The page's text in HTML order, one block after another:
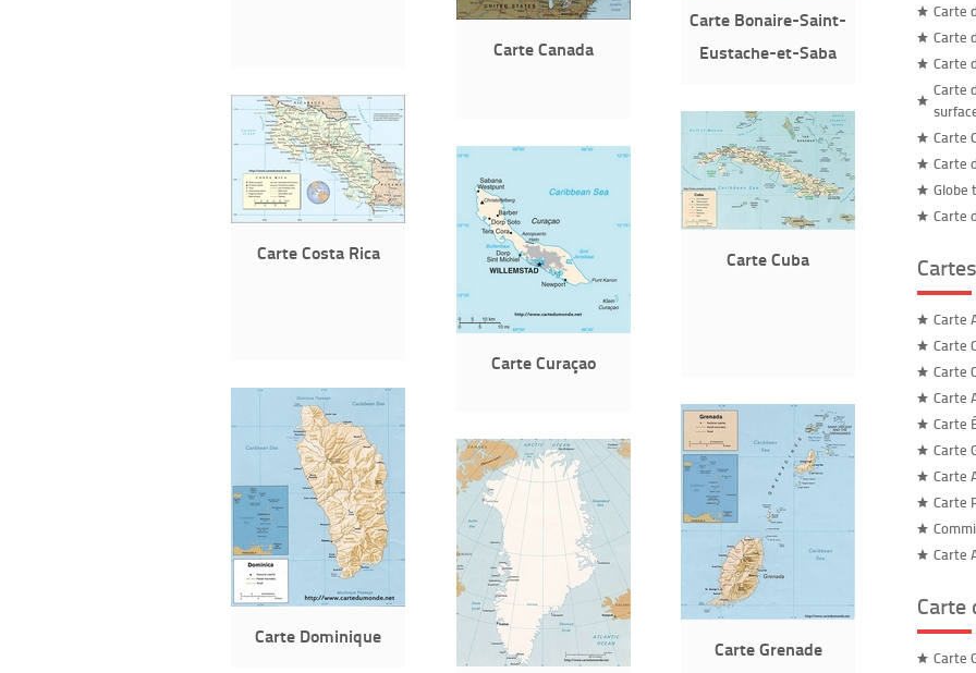
Carte Bonaire-Saint-
Eustache-et-Saba
Carte Canada
Carte Costa Rica Carte Cuba
Carte Curaçao
Carte Dominique
Carte Grenade
Carte
Carte
Carte
Carte
Carte
Carte
Globe
Carte
Carte
Carte
Carte
Carte
Carte
Carte
Carte
Carte
Carte
Carte
Carte